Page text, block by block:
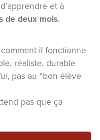
et à
de deux mois.
il fonctionne
réaliste, durable
, pas au “bon élève
pas que ça